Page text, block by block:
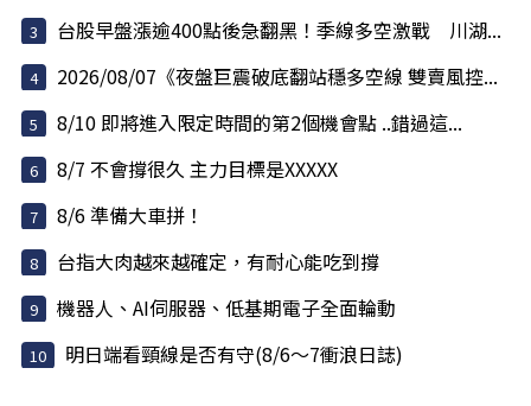
台股早盤漲逾400點後急翻黑！季線多空激戰 川湖...
2026/08/07《夜盤巨震破底翻站穩多空線 雙賣風控...
8/10 即將進入限定時間的第2個機會點 ..錯過這...
8/7 不會撐很久 主力目標是XXXXX
8/6 準備大車拼！
台指大肉越來越確定，有耐心能吃到撐
機器人、AI伺服器、低基期電子全面輪動
明日端看頸線是否有守(8/6～7衝浪日誌)